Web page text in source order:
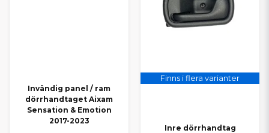
Invändig panel / ram
dörrhandtaget Aixam
Sensation & Emotion
2017-2023
Finns i flera varianter
Inre dörrhandtag